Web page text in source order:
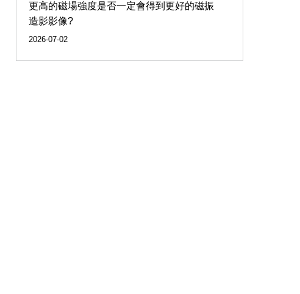
更高的磁場強度是否一定會得到更好的磁振
造影影像?
2026-07-02